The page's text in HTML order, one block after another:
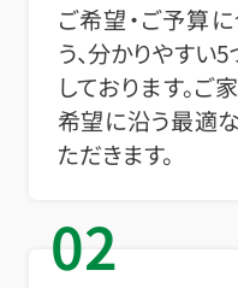
ご希望・ご予算
う、分かりやすい
しております。
希望に沿う最適
ただきます。
02